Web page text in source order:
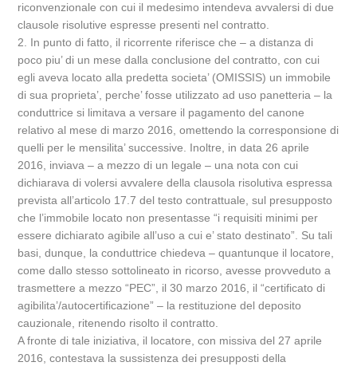
riconvenzionale con cui il medesimo intendeva avvalersi di due
clausole risolutive espresse presenti nel contratto.
2. In punto di fatto, il ricorrente riferisce che – a distanza di
poco piu’ di un mese dalla conclusione del contratto, con cui
egli aveva locato alla predetta societa’ (OMISSIS) un immobile
di sua proprieta’, perche’ fosse utilizzato ad uso panetteria – la
conduttrice si limitava a versare il pagamento del canone
relativo al mese di marzo 2016, omettendo la corresponsione di
quelli per le mensilita’ successive. Inoltre, in data 26 aprile
2016, inviava – a mezzo di un legale – una nota con cui
dichiarava di volersi avvalere della clausola risolutiva espressa
prevista all’articolo 17.7 del testo contrattuale, sul presupposto
che l’immobile locato non presentasse “i requisiti minimi per
essere dichiarato agibile all’uso a cui e’ stato destinato”. Su tali
basi, dunque, la conduttrice chiedeva – quantunque il locatore,
come dallo stesso sottolineato in ricorso, avesse provveduto a
trasmettere a mezzo “PEC”, il 30 marzo 2016, il “certificato di
agibilita’/autocertificazione” – la restituzione del deposito
cauzionale, ritenendo risolto il contratto.
A fronte di tale iniziativa, il locatore, con missiva del 27 aprile
2016, contestava la sussistenza dei presupposti della